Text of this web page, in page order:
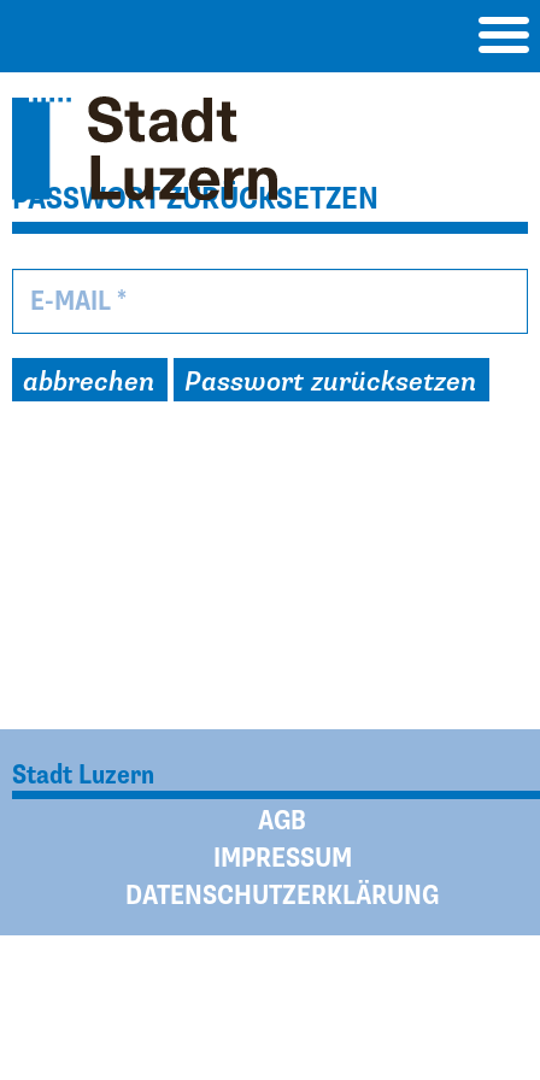
PASSWORT ZURÜCKSETZEN
E-MAIL *
abbrechen Passwort zurücksetzen
Stadt Luzern
AGB
IMPRESSUM
DATENSCHUTZERKLÄRUNG